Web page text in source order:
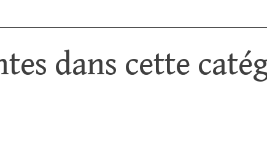
dans cette